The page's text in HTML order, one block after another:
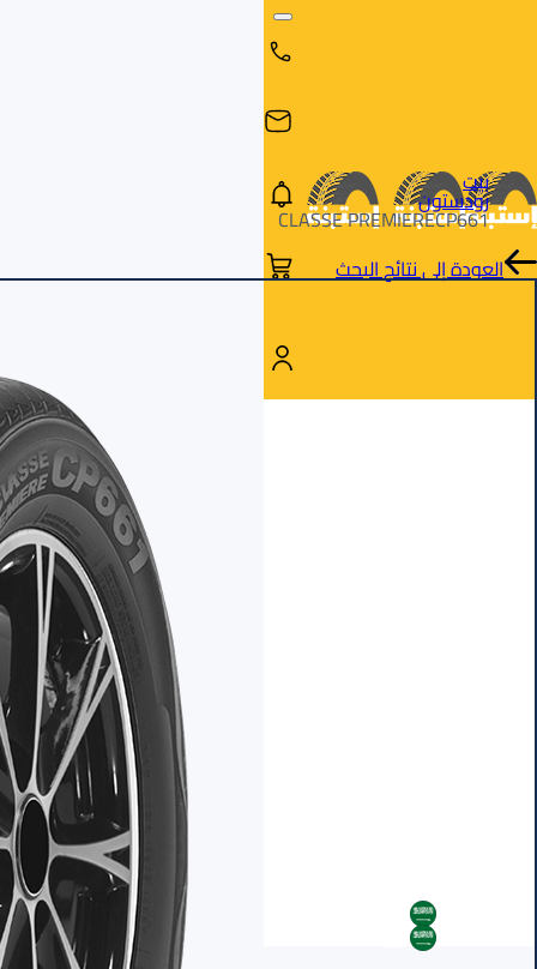
بيت
رودستون
CLASSE PREMIERECP661
العودة إلى نتائج البحث